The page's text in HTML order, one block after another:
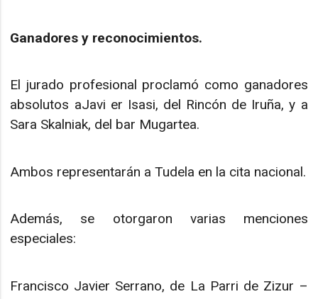
Ganadores y reconocimientos.
El jurado profesional proclamó como ganadores
absolutos aJavi er Isasi, del Rincón de Iruña, y a
Sara Skalniak, del bar Mugartea.
Ambos representarán a Tudela en la cita nacional.
Además, se otorgaron varias menciones
especiales:
Francisco Javier Serrano, de La Parri de Zizur –